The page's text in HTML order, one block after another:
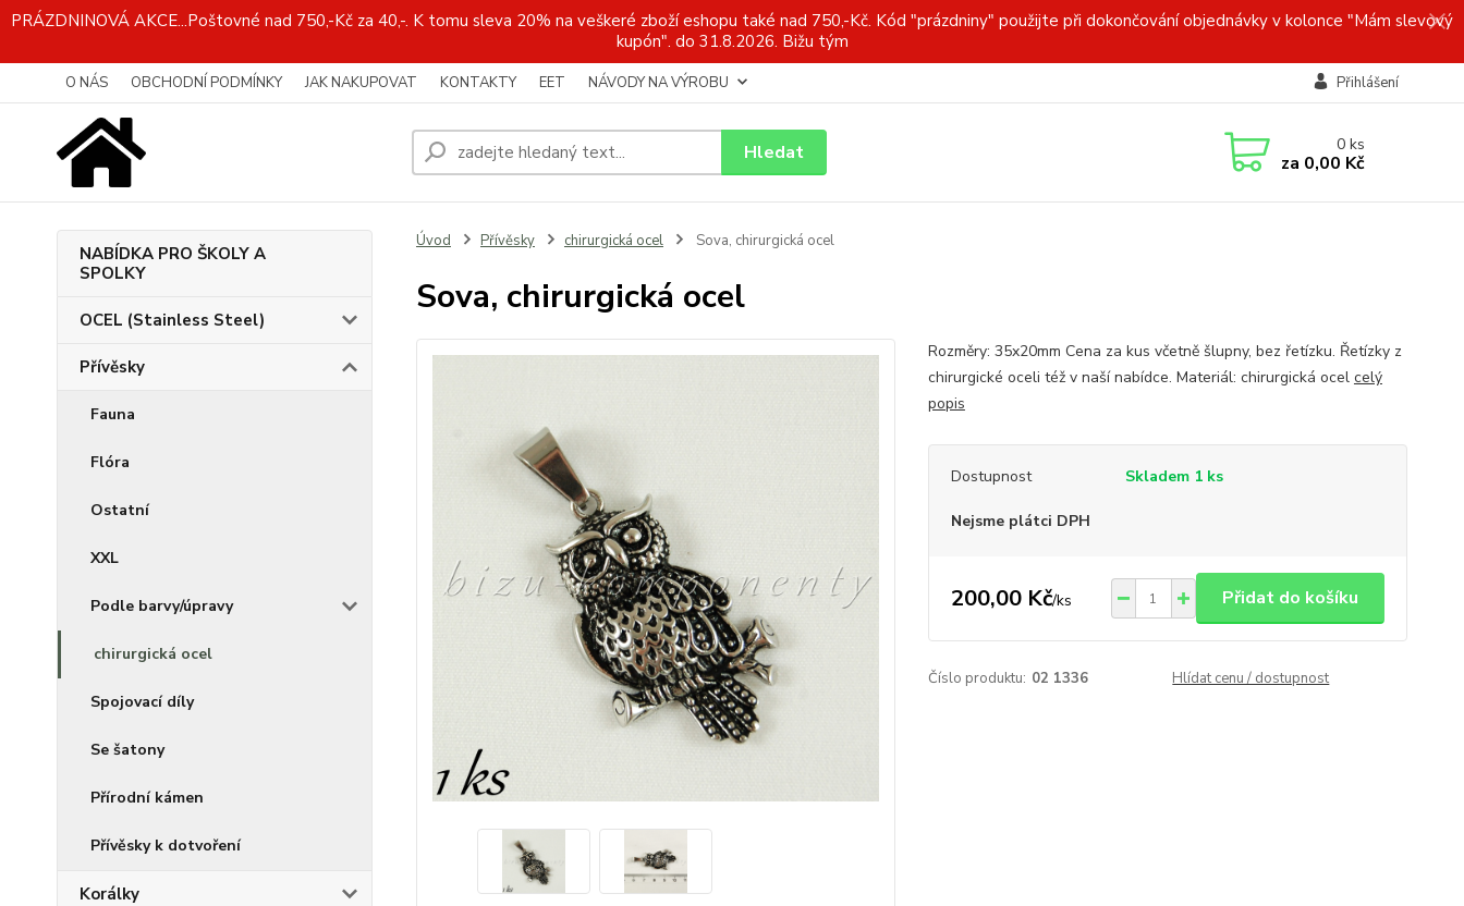
PRÁZDNINOVÁ AKCE...Poštovné nad 750,-Kč za 40,-. K tomu sleva 20% na veškeré zboží eshopu také nad 750,-Kč. Kód "prázdniny" použijte při dokončování objednávky v kolonce "Mám slevový
kupón". do 31.8.2026. Bižu tým
O NÁS OBCHODNÍ PODMÍNKY JAK NAKUPOVAT KONTAKTY EET NÁVODY NA VÝROBU Přihlášení
Hledat 0ks
za 0,00 Kč
NABÍDKA PRO ŠKOLY A
SPOLKY
OCEL (Stainless Steel)
Přívěsky
Fauna
Flóra
Ostatní
XXL
Podle barvy/úpravy
chirurgická ocel
Spojovací díly
Se šatony
Přírodní kámen
Přívěsky k dotvoření
Korálky
Úvod Přívěsky chirurgická ocel Sova, chirurgická ocel
Sova, chirurgická ocel
Rozměry: 35x20mm Cena za kus včetně šlupny, bez řetízku. Řetízky z
chirurgické oceli též v naší nabídce. Materiál: chirurgická ocel celý
popis
Dostupnost Skladem 1 ks
Nejsme plátci DPH
200,00 Kč/ks Přidat do košíku
Číslo produktu: 02 1336 Hlídat cenu / dostupnost